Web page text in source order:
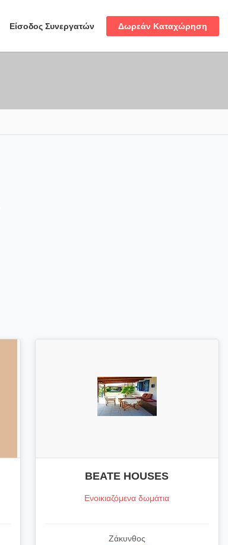
Είσοδος Συνεργατών Δωρεάν Καταχώρηση
BEATE HOUSES
Ενοικιαζόμενα δωμάτια
Ζάκυνθος